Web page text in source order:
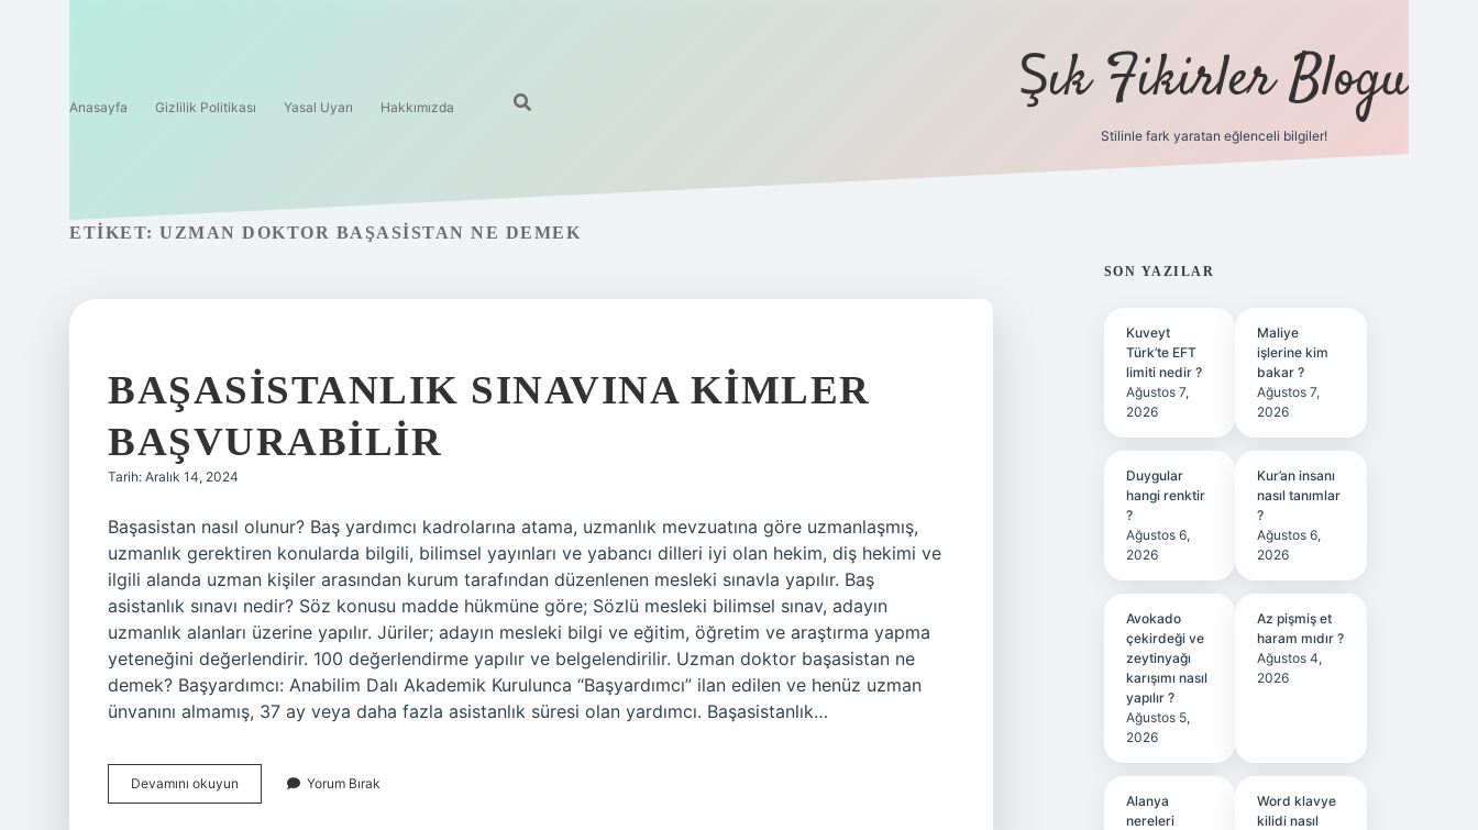
Anasayfa Gizlilik Politikası Yasal Uyarı Hakkımızda Şık Fikirler Blogu
Stilinle fark yaratan eğlenceli bilgiler!
ETIKET: UZMAN DOKTOR BAŞASISTAN NE DEMEK
BAŞASISTANLIK SINAVINA KIMLER
BAŞVURABILIR
Tarih: Aralık 14, 2024
Başasistan nasıl olunur? Baş yardımcı kadrolarına atama, uzmanlık mevzuatına göre uzmanlaşmış,
uzmanlık gerektiren konularda bilgili, bilimsel yayınları ve yabancı dilleri iyi olan hekim, diş hekimi ve
ilgili alanda uzman kişiler arasından kurum tarafından düzenlenen mesleki sınavla yapılır. Baş
asistanlık sınavı nedir? Söz konusu madde hükmüne göre; Sözlü mesleki bilimsel sınav, adayın
uzmanlık alanları üzerine yapılır. Jüriler; adayın mesleki bilgi ve eğitim, öğretim ve araştırma yapma
yeteneğini değerlendirir. 100 değerlendirme yapılır ve belgelendirilir. Uzman doktor başasistan ne
demek? Başyardımcı: Anabilim Dalı Akademik Kurulunca “Başyardımcı” ilan edilen ve henüz uzman
ünvanını almamış, 37 ay veya daha fazla asistanlık süresi olan yardımcı. Başasistanlık…
Devamını okuyun Başasistanlık
Sınavına
Yorum Bırak
SIDEBAR
SON YAZILAR
Kuveyt
Türk’te EFT
limiti nedir ?
Ağustos 7,
2026
Maliye
işlerine kim
bakar ?
Ağustos 7,
2026
Duygular
hangi renktir
?
Ağustos 6,
2026
Kur’an insanı
nasıl tanımlar
?
Ağustos 6,
2026
Avokado
çekirdeği ve
zeytinyağı
karışımı nasıl
yapılır ?
Ağustos 5,
2026
Az pişmiş et
haram mıdır ?
Ağustos 4,
2026
Alanya
nereleri
Word klavye
kilidi nasıl